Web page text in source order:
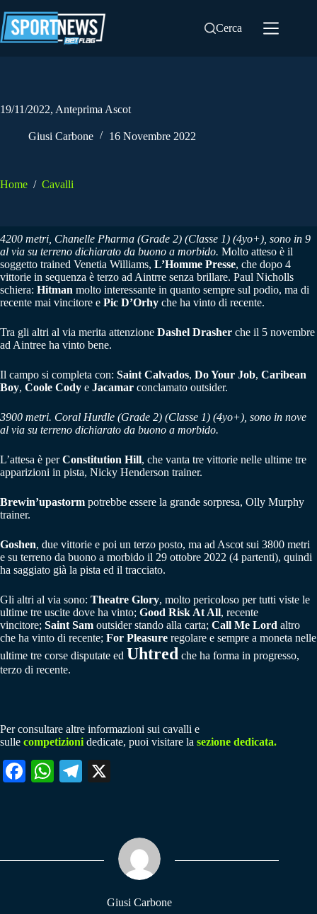
al
contenuto
Cerca
19/11/2022, Anteprima Ascot
Giusi Carbone 16 Novembre 2022
Home / Cavalli
4200 metri, Chanelle Pharma (Grade 2) (Classe 1) (4yo+), sono in 9
al via su terreno dichiarato da buono a morbido. Molto atteso è il
soggetto trained Venetia Williams, L’Homme Presse, che dopo 4
vittorie in sequenza è terzo ad Aintrre senza brillare. Paul Nicholls
schiera: Hitman molto interessante in quanto sempre sul podio, ma di
recente mai vincitore e Pic D’Orhy che ha vinto di recente.
Tra gli altri al via merita attenzione Dashel Drasher che il 5 novembre
ad Aintree ha vinto bene.
Il campo si completa con: Saint Calvados, Do Your Job, Caribean
Boy, Coole Cody e Jacamar conclamato outsider.
3900 metri. Coral Hurdle (Grade 2) (Classe 1) (4yo+), sono in nove
al via su terreno dichiarato da buono a morbido.
L’attesa è perConstitution Hill, che vanta tre vittorie nelle ultime tre
apparizioni in pista, Nicky Henderson trainer.
Brewin’upastorm potrebbe essere la grande sorpresa, Olly Murphy
trainer.
Goshen, due vittorie e poi un terzo posto, ma ad Ascot sui 3800 metri
e su terreno da buono a morbido il 29 ottobre 2022 (4 partenti), quindi
ha saggiato già la pista ed il tracciato.
Gli altri al via sono: Theatre Glory, molto pericoloso per tutti viste le
ultime tre uscite dove ha vinto; Good Risk At All, recente
vincitore; Saint Sam outsider stando alla carta; Call Me Lord altro
che ha vinto di recente; For Pleasure regolare e sempre a moneta nelle
ultime tre corse disputate ed Uhtred che ha forma in progresso,
terzo di recente.
Per consultare altre informazioni sui cavalli e
sulle competizioni dedicate, puoi visitare la sezione dedicata.
Fa W
pp
Te
m
Giusi Carbone